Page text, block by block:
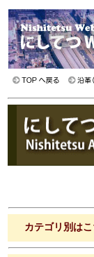
カテゴリ別はこ